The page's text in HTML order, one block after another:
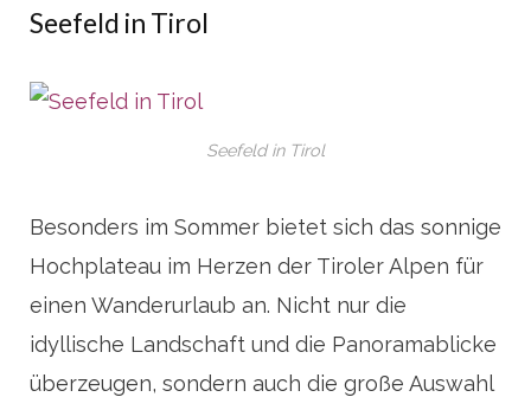
Seefeld in Tirol
Seefeld in Tirol
Besonders im Sommer bietet sich das sonnige
Hochplateau im Herzen der Tiroler Alpen für
einen Wanderurlaub an. Nicht nur die
idyllische Landschaft und die Panoramablicke
überzeugen, sondern auch die große Auswahl